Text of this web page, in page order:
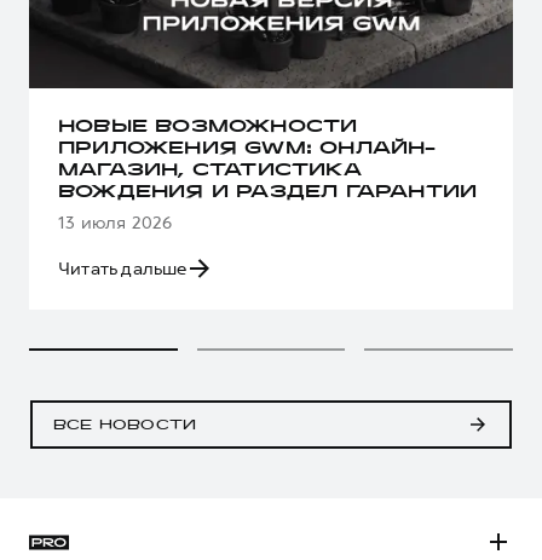
НОВЫЕ ВОЗМОЖНОСТИ
ПРИЛОЖЕНИЯ GWM: ОНЛАЙН-
МАГАЗИН, СТАТИСТИКА
ВОЖДЕНИЯ И РАЗДЕЛ ГАРАНТИИ
13 июля 2026
Читать дальше
ВСЕ НОВОСТИ